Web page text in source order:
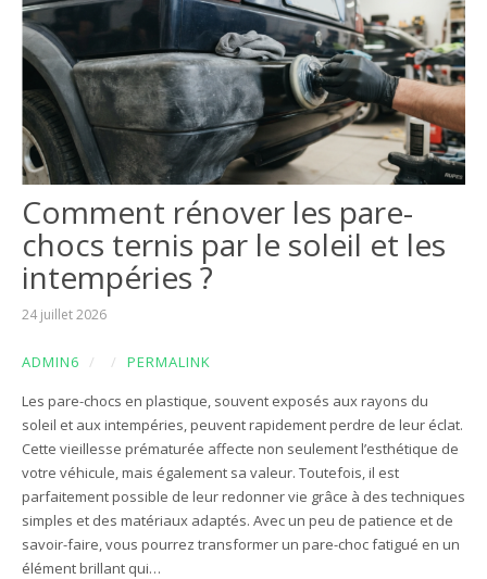
Comment rénover les pare-
chocs ternis par le soleil et les
intempéries ?
24 juillet 2026
ADMIN6 / /
PERMALINK
Les pare-chocs en plastique, souvent exposés aux rayons du
soleil et aux intempéries, peuvent rapidement perdre de leur éclat.
Cette vieillesse prématurée affecte non seulement l’esthétique de
votre véhicule, mais également sa valeur. Toutefois, il est
parfaitement possible de leur redonner vie grâce à des techniques
simples et des matériaux adaptés. Avec un peu de patience et de
savoir-faire, vous pourrez transformer un pare-choc fatigué en un
élément brillant qui…